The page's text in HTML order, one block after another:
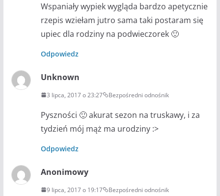
Wspaniały wypiek wygląda bardzo apetycznie
rzepis wziełam jutro sama taki postaram się
upiec dla rodziny na podwieczorek 🙂
Odpowiedz
Unknown
3 lipca, 2017 o 23:27 Bezpośredni odnośnik
Pyszności 🙂 akurat sezon na truskawy, i za
tydzień mój mąż ma urodziny :>
Odpowiedz
Anonimowy
9 lipca, 2017 o 19:17 Bezpośredni odnośnik